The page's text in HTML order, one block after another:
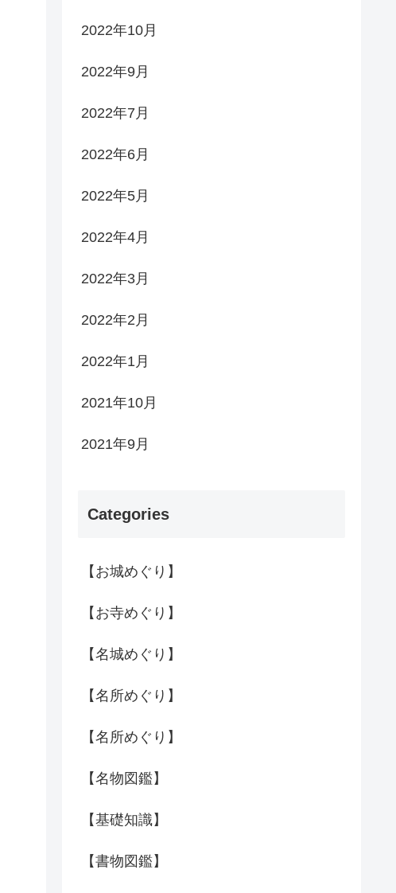
2022年10月
2022年9月
2022年7月
2022年6月
2022年5月
2022年4月
2022年3月
2022年2月
2022年1月
2021年10月
2021年9月
Categories
【お城めぐり】
【お寺めぐり】
【名城めぐり】
【名所めぐり】
【名所めぐり】
【名物図鑑】
【基礎知識】
【書物図鑑】